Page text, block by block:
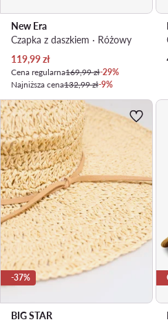
New Era
Czapka z daszkiem · Różowy
Aktualna cena
119,99zł
Cena regularna169,99 zł-29%
Najniższa cena132,99 zł-9%
-37%
BIG STAR